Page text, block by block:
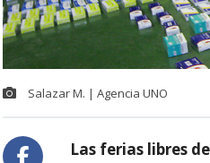
Salazar M. | Agencia UNO
Las ferias libres